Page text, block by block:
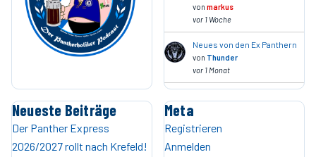
von markus
vor 1 Woche
Neues von den Ex Panthern
von Thunder
vor 1 Monat
Neueste Beiträge
Der Panther Express
2026/2027 rollt nach Krefeld!
Meta
Registrieren
Anmelden